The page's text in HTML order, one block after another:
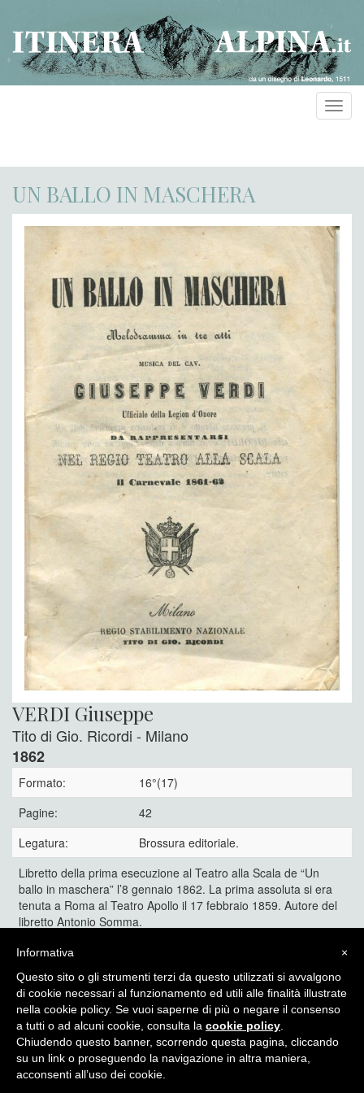
UN BALLO IN MASCHERA
VERDI Giuseppe
Tito di Gio. Ricordi - Milano
1862
Formato:
16°(17)
Pagine:
42
Legatura:
Brossura editoriale.
Libretto della prima esecuzione al Teatro alla Scala de “Un
ballo in maschera” l’8 gennaio 1862. La prima assoluta si era
tenuta a Roma al Teatro Apollo il 17 febbraio 1859. Autore del
libretto Antonio Somma.
In terza pagina l’elenco dei cantanti.
70 €
Itinera Alpina - di Angelo Recalcati - p.za Baiamonti, 3 - 20154 -
MI - Tel: 02.33604325 - itineraalpina@fastwebnet.it |Privacy
policy
×
Informativa
Questo sito o gli strumenti terzi da questo utilizzati si avvalgono
di cookie necessari al funzionamento ed utili alle finalità illustrate
nella cookie policy. Se vuoi saperne di più o negare il consenso
a tutti o ad alcuni cookie, consulta la cookie policy
Chiudendo questo banner, scorrendo questa pagina, cliccando
su un link o proseguendo la navigazione in altra maniera,
acconsenti all’uso dei cookie.